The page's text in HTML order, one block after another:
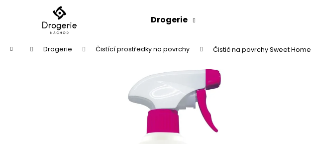
Drogerie
Domů Drogerie Čistící prostředky na povrchy Čistič na povrchy Sweet Home
Zpět
obchodu
Zpět
obchodu
Co